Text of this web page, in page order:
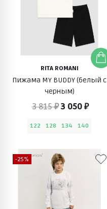
RITA ROMANI
Пижама MY BUDDY (белый с
черным)
3 815 ₽3 050 ₽
122 128 134 140
-25%